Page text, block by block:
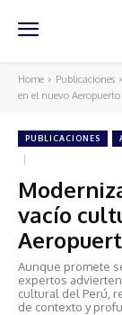
Home Publicaciones
en el nuevo Aeropuerto
PUBLICACIONES
vacío
Aunque promete
expertos
cultural del Perú,
de contexto y